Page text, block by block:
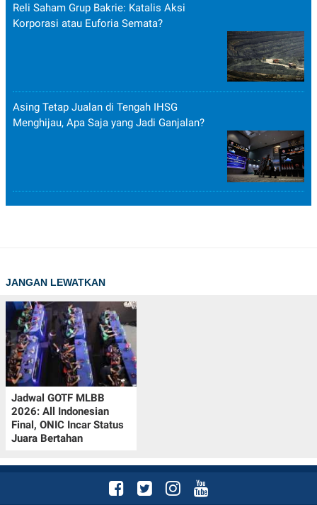
Reli Saham Grup Bakrie: Katalis Aksi
Korporasi atau Euforia Semata?
Asing Tetap Jualan di Tengah IHSG
Menghijau, Apa Saja yang Jadi Ganjalan?
JANGAN LEWATKAN
Jadwal GOTF MLBB
2026: All Indonesian
Final, ONIC Incar Status
Juara Bertahan